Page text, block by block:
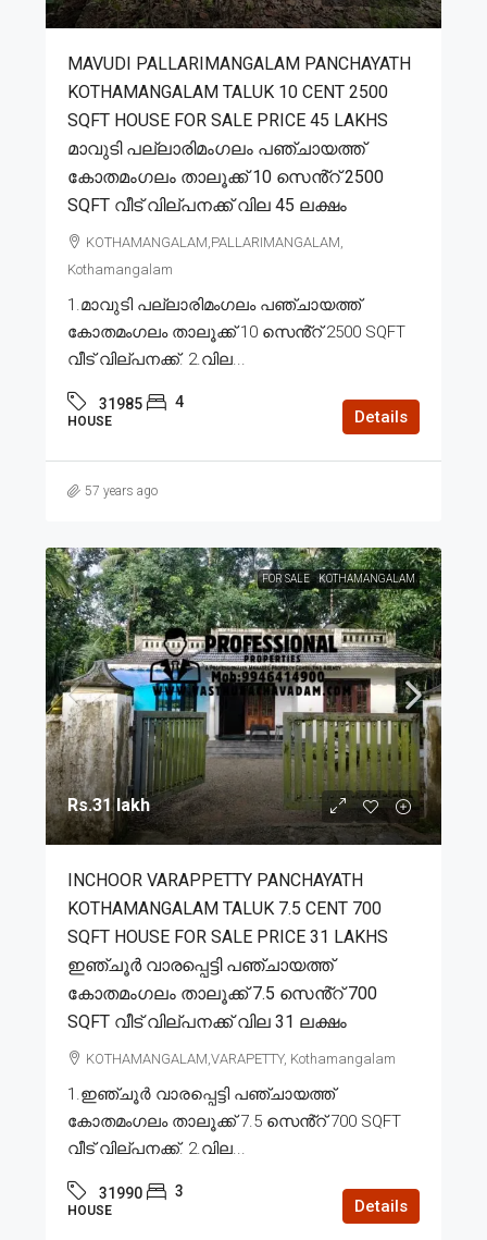
MAVUDI PALLARIMANGALAM PANCHAYATH
KOTHAMANGALAM TALUK 10 CENT 2500
SQFT HOUSE FOR SALE PRICE 45 LAKHS
മാവുടി പല്ലാരിമംഗലം പഞ്ചായത്ത്
കോതമംഗലം താലൂക്ക് 10 സെൻ്റ് 2500
SQFT വീട് വില്പനക്ക് വില 45 ലക്ഷം
KOTHAMANGALAM,PALLARIMANGALAM,
Kothamangalam
1.മാവുടി പല്ലാരിമംഗലം പഞ്ചായത്ത്
കോതമംഗലം താലൂക്ക് 10 സെൻ്റ് 2500 SQFT
വീട് വില്പനക്ക്. 2.വില...
31985 4
HOUSE Details
57 years ago
FOR SALE KOTHAMANGALAM
Rs.31 lakh
INCHOOR VARAPPETTY PANCHAYATH
KOTHAMANGALAM TALUK 7.5 CENT 700
SQFT HOUSE FOR SALE PRICE 31 LAKHS
ഇഞ്ചൂർ വാരപ്പെട്ടി പഞ്ചായത്ത്
കോതമംഗലം താലൂക്ക് 7.5 സെൻ്റ് 700
SQFT വീട് വില്പനക്ക് വില 31 ലക്ഷം
KOTHAMANGALAM,VARAPETTY, Kothamangalam
1.ഇഞ്ചൂർ വാരപ്പെട്ടി പഞ്ചായത്ത്
കോതമംഗലം താലൂക്ക് 7.5 സെൻ്റ് 700 SQFT
വീട് വില്പനക്ക്. 2.വില...
31990 3
HOUSE Details